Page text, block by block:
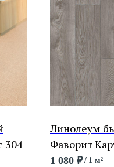
304
Линолеум
Фаворит
1 080 ₽/ 1 м²